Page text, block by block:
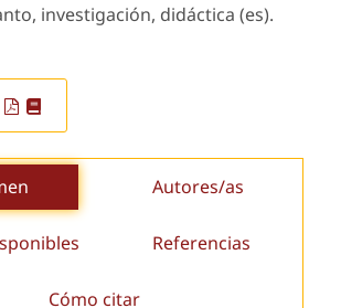
investigación, didáctica (es).
Autores/as
Referencias
Cómo citar